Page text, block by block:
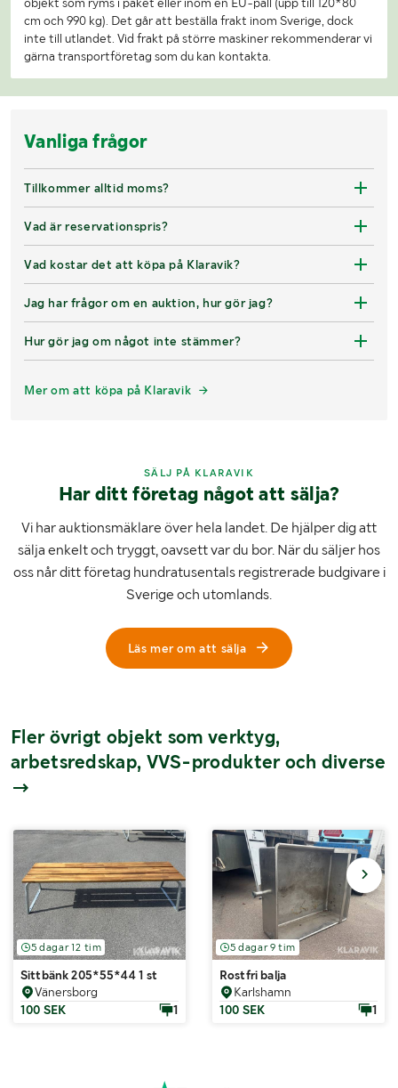
cm och 990 kg). Det går att beställa frakt inom Sverige, dock
inte till utlandet. Vid frakt på större maskiner rekommenderar vi
gärna transportföretag som du kan kontakta.
Vanliga frågor
Tillkommer alltid moms?
Vad är reservationspris?
Vad kostar det att köpa på Klaravik?
Jag har frågor om en auktion, hur gör jag?
Hur gör jag om något inte stämmer?
Mer om att köpa på Klaravik
SÄLJ PÅ KLARAVIK
Har ditt företag något att sälja?
Vi har auktionsmäklare över hela landet. De hjälper dig att
sälja enkelt och tryggt, oavsett var du bor. När du säljer hos
oss når ditt företag hundratusentals registrerade budgivare i
Sverige och utomlands.
Läs mer om att sälja
Fler övrigt objekt som verktyg,
arbetsredskap, VVS-produkter och diverse
5 dagar 12 tim
Sittbänk 205*55*44 1 st
Vänersborg
100 SEK
1
5 dagar 9 tim
Rostfri balja
Karlshamn
100 SEK
1